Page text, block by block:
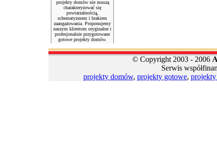
projekty domów nie muszą
charakteryzować się
powtarzalnością,
schematyzmem i brakiem
zaangażowania. Proponujemy
naszym klientom oryginalne i
profesjonalnie przygotowane
gotowe projekty domów.
© Copyright 2003 - 2006
Serwis
projekty domów, projekty gotowe,